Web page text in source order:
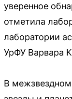
уверенное
отметила
лаборатории
УрФУ Варвара
В межзвездном